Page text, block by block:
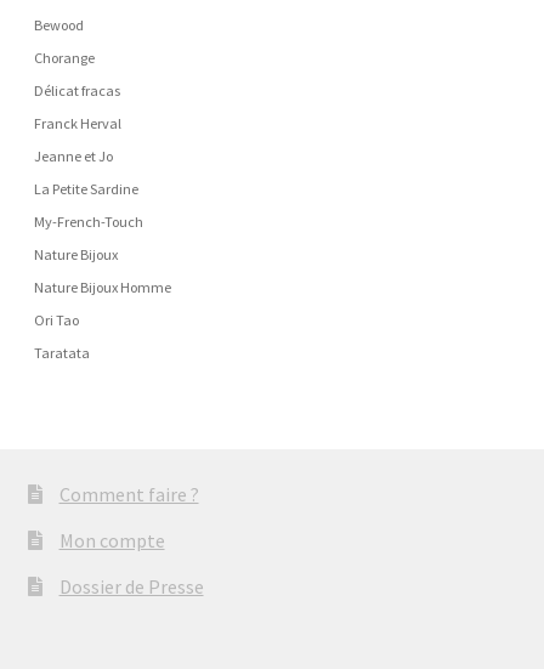
Bewood
Chorange
Délicat fracas
Franck Herval
Jeanne et Jo
La Petite Sardine
My-French-Touch
Nature Bijoux
Nature Bijoux Homme
Ori Tao
Taratata
Comment faire ?
Mon compte
Dossier de Presse